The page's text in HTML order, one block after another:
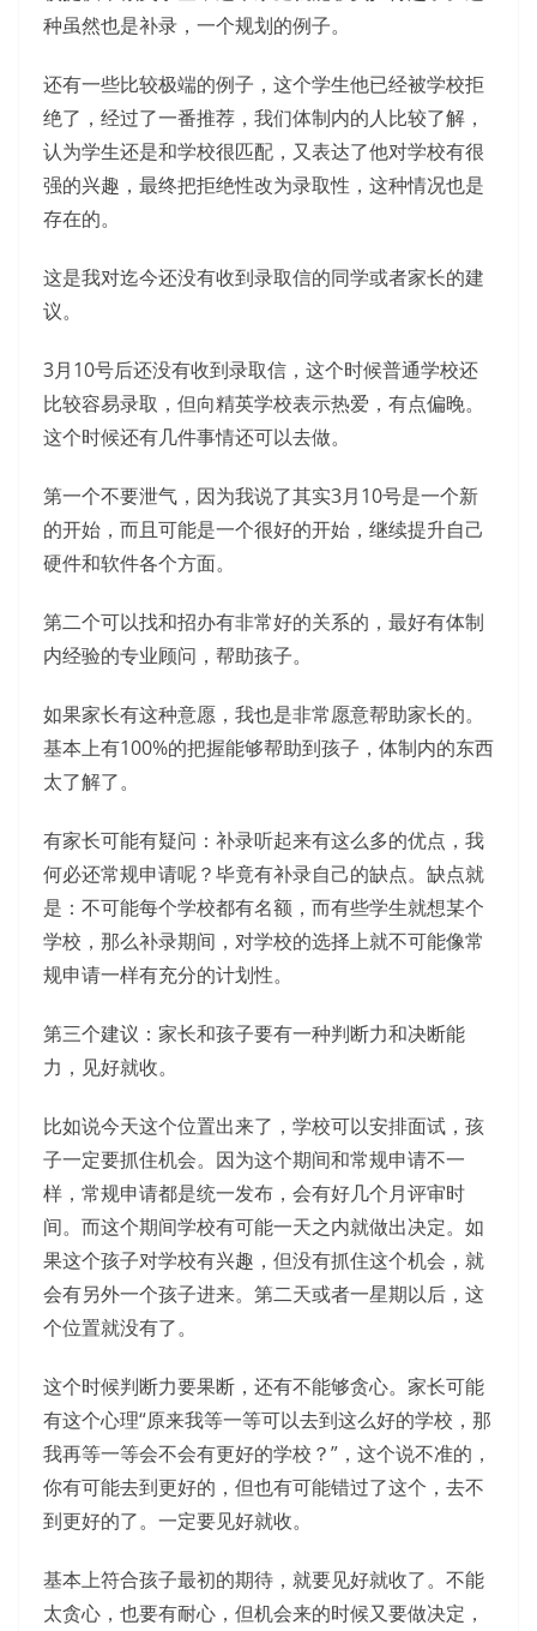
种虽然也是补录，一个规划的例子。
还有一些比较极端的例子，这个学生他已经被学校拒
绝了，经过了一番推荐，我们体制内的人比较了解，
认为学生还是和学校很匹配，又表达了他对学校有很
强的兴趣，最终把拒绝性改为录取性，这种情况也是
存在的。
这是我对迄今还没有收到录取信的同学或者家长的建
议。
3月10号后还没有收到录取信，这个时候普通学校还
比较容易录取，但向精英学校表示热爱，有点偏晚。
这个时候还有几件事情还可以去做。
第一个不要泄气，因为我说了其实3月10号是一个新
的开始，而且可能是一个很好的开始，继续提升自己
硬件和软件各个方面。
第二个可以找和招办有非常好的关系的，最好有体制
内经验的专业顾问，帮助孩子。
如果家长有这种意愿，我也是非常愿意帮助家长的。
基本上有100%的把握能够帮助到孩子，体制内的东西
太了解了。
有家长可能有疑问：补录听起来有这么多的优点，我
何必还常规申请呢？毕竟有补录自己的缺点。缺点就
是：不可能每个学校都有名额，而有些学生就想某个
学校，那么补录期间，对学校的选择上就不可能像常
规申请一样有充分的计划性。
第三个建议：家长和孩子要有一种判断力和决断能
力，见好就收。
比如说今天这个位置出来了，学校可以安排面试，孩
子一定要抓住机会。因为这个期间和常规申请不一
样，常规申请都是统一发布，会有好几个月评审时
间。而这个期间学校有可能一天之内就做出决定。如
果这个孩子对学校有兴趣，但没有抓住这个机会，就
会有另外一个孩子进来。第二天或者一星期以后，这
个位置就没有了。
这个时候判断力要果断，还有不能够贪心。家长可能
有这个心理“原来我等一等可以去到这么好的学校，那
我再等一等会不会有更好的学校？”，这个说不准的，
你有可能去到更好的，但也有可能错过了这个，去不
到更好的了。一定要见好就收。
基本上符合孩子最初的期待，就要见好就收了。不能
太贪心，也要有耐心，但机会来的时候又要做决定，